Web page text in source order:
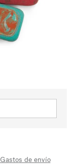
Gastos de envío